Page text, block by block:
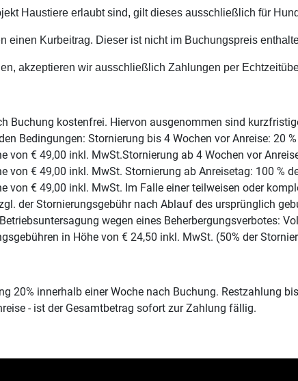
Haustiere erlaubt sind, gilt dieses ausschließlich für
einen Kurbeitrag. Dieser ist nicht im Buchungspreis
akzeptieren wir ausschließlich Zahlungen per
Buchung kostenfrei. Hiervon ausgenommen sind
Bedingungen: Stornierung bis 4 Wochen vor Anreise: 20
von € 49,00 inkl. MwSt.Stornierung ab 4 Wochen vor
von € 49,00 inkl. MwSt. Stornierung ab Anreisetag: 100 %
von € 49,00 inkl. MwSt. Im Falle einer teilweisen oder
der Stornierungsgebühr nach Ablauf des ursprünglich
wegen eines Beherbergungsverbotes:
in Höhe von € 24,50 inkl. MwSt. (50% der
20% innerhalb einer Woche nach Buchung. Restzahlung
- ist der Gesamtbetrag sofort zur Zahlung fällig.